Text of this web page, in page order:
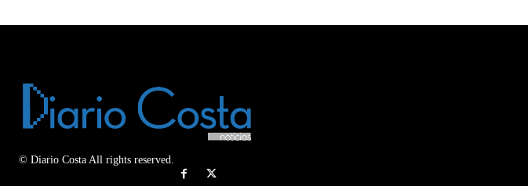
© Diario Costa All rights reserved.